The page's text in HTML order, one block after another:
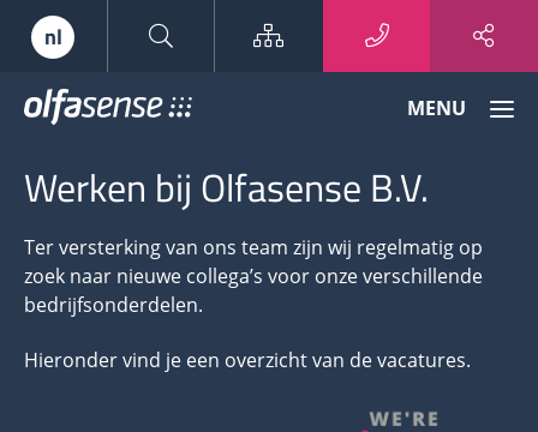
nl Sitemap
Odour
Data
Odour
Knowledge
MENU
Werken bij Olfasense B.V.
Ter versterking van ons team zijn wij regelmatig op
zoek naar nieuwe collega’s voor onze verschillende
bedrijfsonderdelen.
Hieronder vind je een overzicht van de vacatures.